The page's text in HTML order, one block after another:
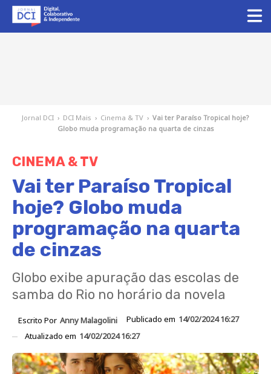
Jornal DCI › DCI Mais › Cinema & TV › Vai ter Paraíso Tropical hoje?
Globo muda programação na quarta de cinzas
CINEMA & TV
Vai ter Paraíso Tropical
hoje? Globo muda
programação na quarta
de cinzas
Globo exibe apuração das escolas de
samba do Rio no horário da novela
Escrito Por Anny Malagolini Publicado em 14/02/2024 16:27
Atualizado em 14/02/2024 16:27